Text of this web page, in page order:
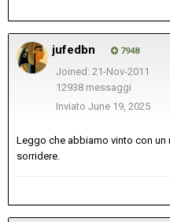
jufedbn 7948
Joined: 21-Nov-2011
12938 messaggi
Inviato June 19, 2025
Leggo che abbiamo vinto con
sorridere.